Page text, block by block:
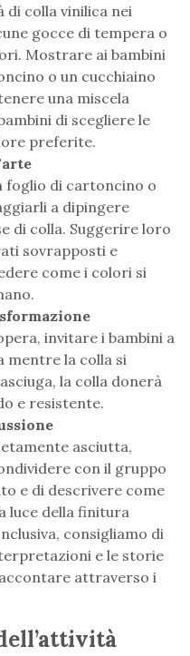
di colla vinilica nei
gocce di tempera o
Mostrare ai bambini
o un cucchiaino
una miscela
di scegliere le
preferite.
foglio di cartoncino o
a dipingere
di colla. Suggerire loro
sovrapposti e
come i colori si
invitare i bambini a
mentre la colla si
la colla donerà
e resistente.
asciutta,
con il gruppo
e di descrivere come
luce della finitura
consigliamo di
e le storie
attraverso i